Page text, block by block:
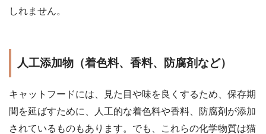
しれません。
人工添加物（着色料、香料、防腐剤など）
キャットフードには、見た目や味を良くするため、保存期
間を延ばすために、人工的な着色料や香料、防腐剤が添加
されているものもあります。でも、これらの化学物質は猫